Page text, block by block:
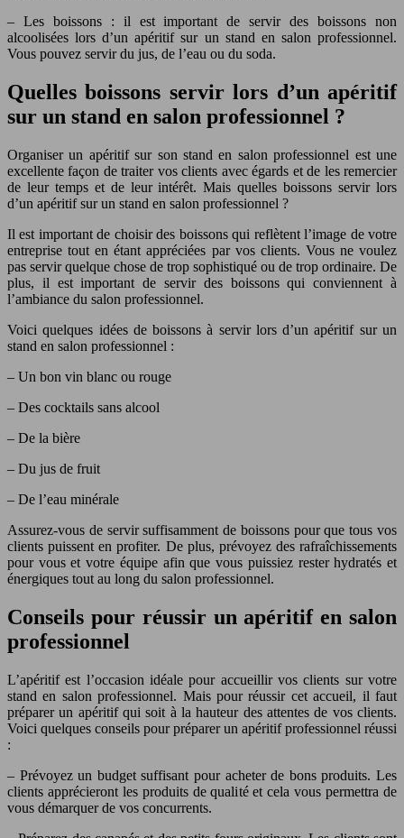
– Les boissons : il est important de servir des boissons non
alcoolisées lors d’un apéritif sur un stand en salon professionnel.
Vous pouvez servir du jus, de l’eau ou du soda.
Quelles boissons servir lors d’un apéritif
sur un stand en salon professionnel ?
Organiser un apéritif sur son stand en salon professionnel est une
excellente façon de traiter vos clients avec égards et de les remercier
de leur temps et de leur intérêt. Mais quelles boissons servir lors
d’un apéritif sur un stand en salon professionnel ?
Il est important de choisir des boissons qui reflètent l’image de votre
entreprise tout en étant appréciées par vos clients. Vous ne voulez
pas servir quelque chose de trop sophistiqué ou de trop ordinaire. De
plus, il est important de servir des boissons qui conviennent à
l’ambiance du salon professionnel.
Voici quelques idées de boissons à servir lors d’un apéritif sur un
stand en salon professionnel :
– Un bon vin blanc ou rouge
– Des cocktails sans alcool
– De la bière
– Du jus de fruit
– De l’eau minérale
Assurez-vous de servir suffisamment de boissons pour que tous vos
clients puissent en profiter. De plus, prévoyez des rafraîchissements
pour vous et votre équipe afin que vous puissiez rester hydratés et
énergiques tout au long du salon professionnel.
Conseils pour réussir un apéritif en salon
professionnel
L’apéritif est l’occasion idéale pour accueillir vos clients sur votre
stand en salon professionnel. Mais pour réussir cet accueil, il faut
préparer un apéritif qui soit à la hauteur des attentes de vos clients.
Voici quelques conseils pour préparer un apéritif professionnel réussi
:
– Prévoyez un budget suffisant pour acheter de bons produits. Les
clients apprécieront les produits de qualité et cela vous permettra de
vous démarquer de vos concurrents.